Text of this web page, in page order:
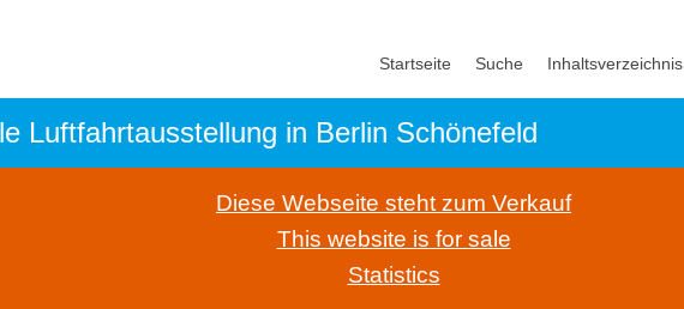
Startseite Suche Inhaltsverzeichnis
Luftfahrtausstellung in Berlin Schönefeld
Diese Webseite steht zum Verkauf
This website is for sale
Statistics